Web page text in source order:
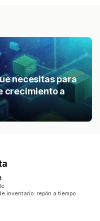
necesitas para
crecimiento a
inventario: repón a tiempo